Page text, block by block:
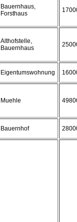
Bauernhaus,
Forsthaus
Althofstelle,
Bauernhaus
Eigentumswohnung
Muehle
Bauernhof